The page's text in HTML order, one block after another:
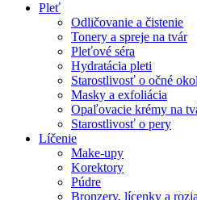
Pleť
Odličovanie a čistenie
Tonery a spreje na tvár
Pleťové séra
Hydratácia pleti
Starostlivosť o očné
Masky a exfoliácia
Opaľovacie krémy na
Starostlivosť o pery
Líčenie
Make-upy
Korektory
Púdre
Bronzery, lícenky a